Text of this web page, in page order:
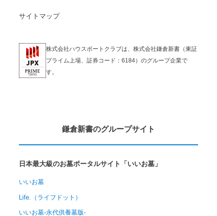
サイトマップ
株式会社ハウスボートクラブは、株式会社鎌倉新書（東証
プライム上場、証券コード：6184）のグループ企業で
す。
鎌倉新書のグループサイト
日本最大級のお墓ポータルサイト「いいお墓」
いいお墓
Life.（ライフドット）
いいお墓-永代供養墓版-